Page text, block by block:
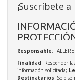
¡Suscríbete
Responsable:
Finalidad: Responder
información solicitada;
Destinatarios: Solo se